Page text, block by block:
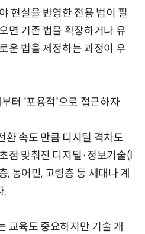
현실을 반영한 전용 법이 필
면 기존 법을 확장하거나 유
운 법을 제정하는 과정이 우
터 '포용적'으로 접근하자
환 속도 만큼 디지털 격차도
점 맞춰진 디지털·정보기술(I
농어민, 고령층 등 세대나 계
.
교육도 중요하지만 기술 개